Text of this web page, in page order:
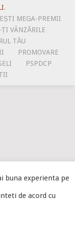
.
MEGA-PREMII
ȚI VÂNZĂRILE
TĂU
PROMOVARE
PSPDCP
buna experienta pe
de acord cu